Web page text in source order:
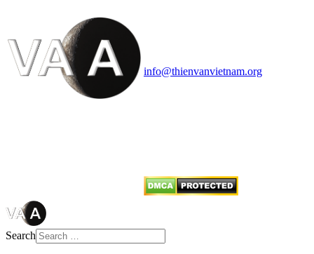
info@thienvanvietnam.org
Search